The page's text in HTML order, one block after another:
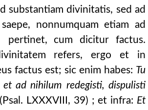
substantiam divinitatis, sed ad
nonnumquam etiam ad
pertinet, cum dicitur factus.
refers, ergo et in
factus est; sic enim habes: Tu
ad nihilum redegisti, dispulisti
(Psal. LXXXVIII, 39) ; et infra: Et